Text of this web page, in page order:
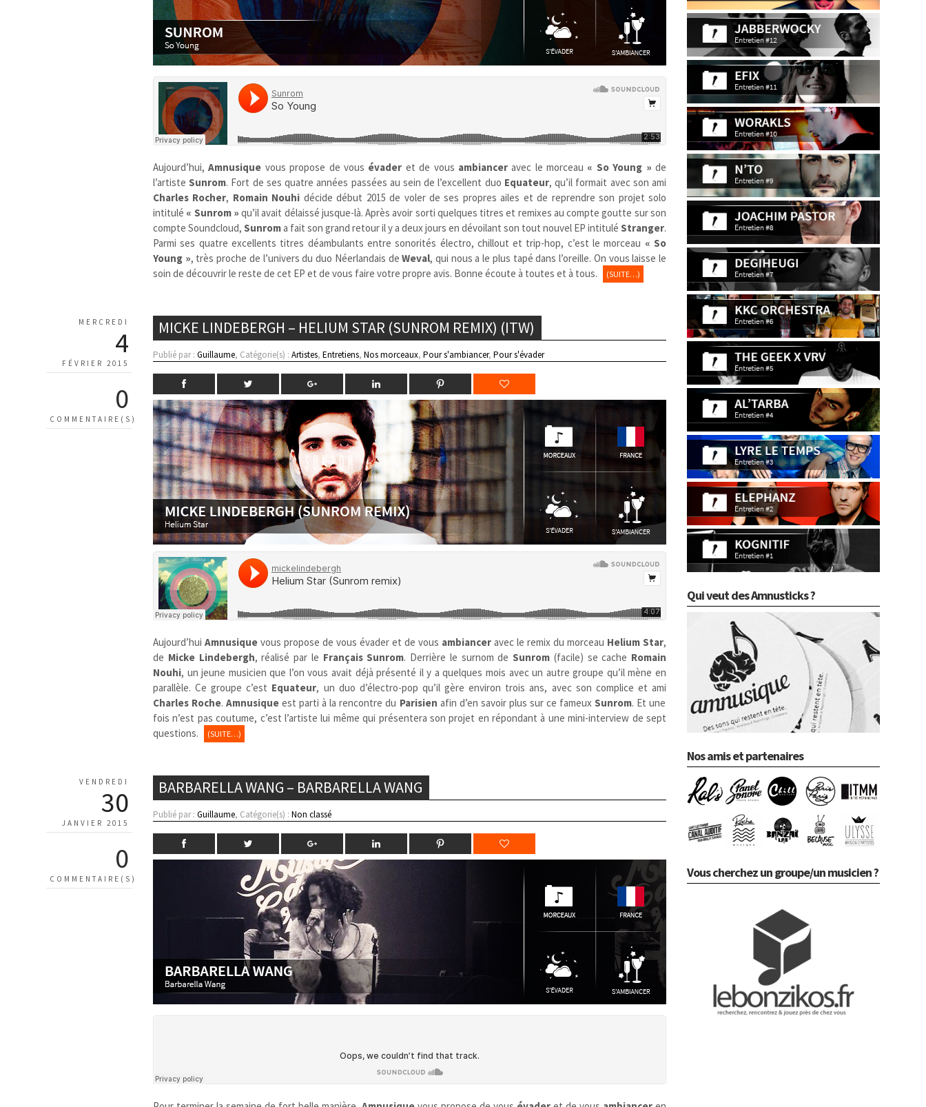
Aujourd’hui,Amnusique vous propose de vous évader et de vous ambianceravec le morceau « So Young » de
l’artisteSunrom. Fort de ses quatre années passées au sein de l’excellent duo Equateur, qu’il formait avec son ami
Charles Rocher, Romain Nouhi décide début 2015 de voler de ses propres ailes et de reprendre son projet solo
intitulé « Sunrom » qu’il avait délaissé jusque-là. Après avoir sorti quelques titres et remixes au compte goutte sur son
compte Soundcloud,Sunroma fait son grand retour il y a deux jours en dévoilant son tout nouvel EP intituléStranger.
Parmi ses quatre excellents titres déambulants entre sonorités électro, chillout et trip-hop, c’est le morceau « So
Young », très proche de l’univers du duo Néerlandais deWeval, qui nous a le plus tapé dans l’oreille. On vous laisse le
soin de découvrir le reste de cet EP et de vous faire votre propre avis. Bonne écoute à toutes et à tous.
(SUITE…)
MERCREDI
4
FÉVRIER 2015
0
COMMENTAIRE(S)
MICKE LINDEBERGH – HELIUM STAR (SUNROM REMIX) (ITW)
Publié par :Guillaume, Catégorie(s) :Artistes,Entretiens,Nos morceaux,Pour s'ambiancer,Pour s'évader
Aujourd’huiAmnusique vous propose de vous évader et de vous ambiancer avec le remix du morceau Helium Star,
de Micke Lindebergh, réalisé par le Français Sunrom. Derrière le surnom deSunrom (facile) se cache Romain
Nouhi, un jeune musicien que l’on vous avait déjà présenté il y a quelques mois avec un autre groupe qu’il mène en
parallèle. Ce groupe c’est Equateur, un duo d’électro-pop qu’il gère environ trois ans, avec son complice et ami
Charles Roche.Amnusique est parti à la rencontre du Parisien afin d’en savoir plus sur ce fameux Sunrom. Et une
fois n’est pas coutume, c’est l’artiste lui même qui présentera son projet en répondant à une mini-interview de sept
questions.
(SUITE…)
VENDREDI
30
JANVIER 2015
0
COMMENTAIRE(S)
BARBARELLA WANG – BARBARELLA WANG
Publié par :Guillaume, Catégorie(s) :Non classé
Qui veut des Amnusticks ?
Nos amis et partenaires
Vous cherchez un groupe/un musicien ?